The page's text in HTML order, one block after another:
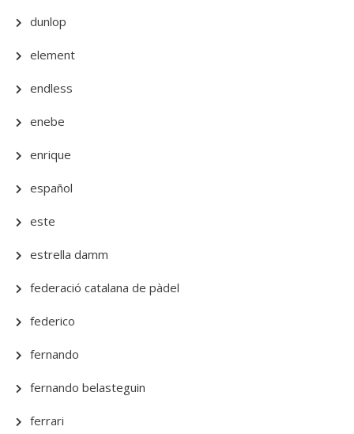
dunlop
element
endless
enebe
enrique
español
este
estrella damm
federació catalana de pàdel
federico
fernando
fernando belasteguin
ferrari